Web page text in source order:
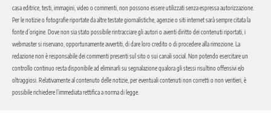
casa editrice, testi, immagini, video o commenti, non possono essere utilizzati senza espressa autorizzazione.
Per le notizie o fotografie riportate da altre testate giornalistiche, agenzie o siti internet sarà sempre citata la
fonte d’origine. Dove non sia stato possibile rintracciare gli autori o aventi diritto dei contenuti riportati, i
webmaster si riservano, opportunamente avvertiti, di dare loro credito o di procedere alla rimozione. La
redazione non è responsabile dei commenti presenti sul sito o sui canali social. Non potendo esercitare un
controllo continuo resta disponibile ad eliminarli su segnalazione qualora gli stessi risultino offensivi e/o
oltraggiosi. Relativamente al contenuto delle notizie, per eventuali contenuti non corretti o non veritieri, è
possibile richiedere l’immediata rettifica a norma di legge.